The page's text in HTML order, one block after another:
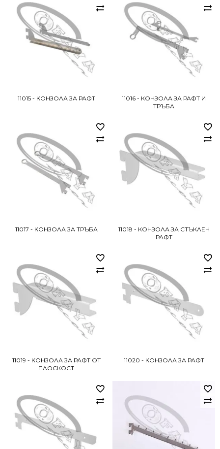
11015 - КОНЗОЛА ЗА РАФТ
11016 - КОНЗОЛА ЗА РАФТ И
ТРЪБА
11017 - КОНЗОЛА ЗА ТРЪБА
11018 - КОНЗОЛА ЗА СТЪКЛЕН
РАФТ
11019 - КОНЗОЛА ЗА РАФТ ОТ
ПЛОСКОСТ
11020 - КОНЗОЛА ЗА РАФТ